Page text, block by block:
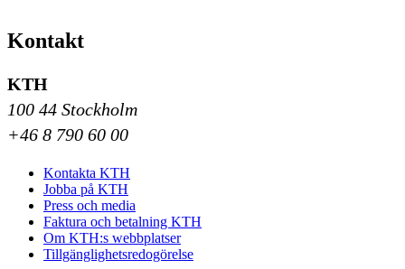
Kontakt
KTH
100 44 Stockholm
+46 8 790 60 00
Kontakta KTH
Jobba på KTH
Press och media
Faktura och betalning KTH
Om KTH:s webbplatser
Tillgänglighetsredogörelse